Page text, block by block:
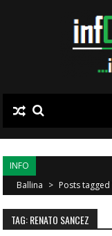
INFO
Ballina > Posts tagged
TAG: RENATO SANCEZ